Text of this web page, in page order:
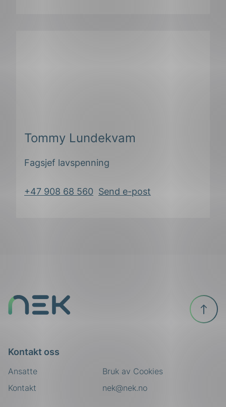
Tommy Lundekvam
Fagsjef lavspenning
+47 908 68 560 Send e-post
Kontakt oss
Ansatte
nek@nek.no
Kontakt
Bruk av Cookies
Til
toppen